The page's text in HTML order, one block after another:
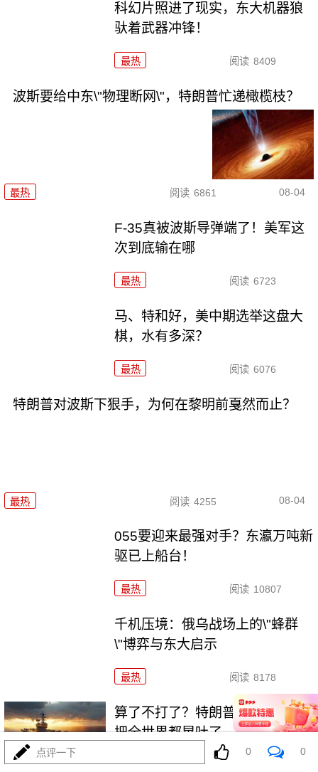
科幻片照进了现实，东大机器狼
驮着武器冲锋！
最热 阅读 8409
波斯要给中东\"物理断网\"，特朗普忙递橄榄枝？
最热 阅读 6861 08-04
F-35真被波斯导弹端了！美军这
次到底输在哪
最热 阅读 6723
马、特和好，美中期选举这盘大
棋，水有多深？
最热 阅读 6076
特朗普对波斯下狠手，为何在黎明前戛然而止？
最热 阅读 4255 08-04
055要迎来最强对手？东瀛万吨新
驱已上船台！
最热 阅读 10807
千机压境：俄乌战场上的\"蜂群
\"博弈与东大启示
最热 阅读 8178
算了不打了？特朗普这脚刹车，
把全世界都晃吐了
最热
点评一下 0 0